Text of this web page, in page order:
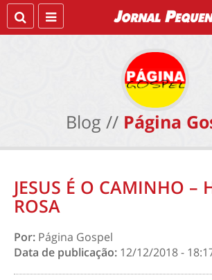
Blog // Página
JESUS É O CAMINHO –
ROSA
Por: Página Gospel
Data de publicação: 12/12/2018 -